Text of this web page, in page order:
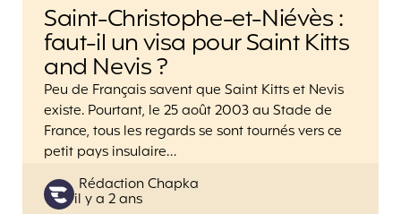
Saint-Christophe-et-Niévès :
faut-il un visa pour Saint Kitts
and Nevis ?
Peu de Français savent que Saint Kitts et Nevis
existe. Pourtant, le 25 août 2003 au Stade de
France, tous les regards se sont tournés vers ce
petit pays insulaire…
Posted
by
Rédaction Chapka
il y a 2 ans